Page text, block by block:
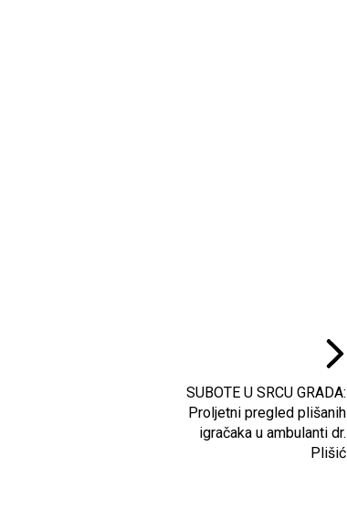
SUBOTE U SRCU GRADA:
Proljetni pregled plišanih
igračaka u ambulanti dr.
Plišić